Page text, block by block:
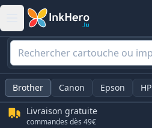
Brother Canon Epson HP
Livraison gratuite
commandes dès 49€